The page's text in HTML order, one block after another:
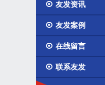
 友发资讯
 友发案例
 在线留言
 联系友发